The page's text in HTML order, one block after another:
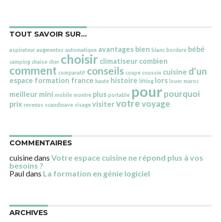
TOUT SAVOIR SUR…
aspirateur augmentez automatique avantages bien blanc bordure bébé
camping chaise cher choisir climatiseur combien
comment comparatif conseils coupe coussin cuisine d'un
espace formation france haute histoire lifting lors louer maroc
meilleur mini mobile montre plus portable pour pourquoi
prix revenus scandinave visage visitervotrevoyage
COMMENTAIRES
cuisinedans Votre espace cuisine ne répond plus à vos
besoins ?
Pauldans La formation en génie logiciel
ARCHIVES